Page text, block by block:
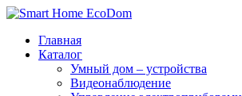
Главная
Каталог
Умный дом – устройства
Видеонаблюдение